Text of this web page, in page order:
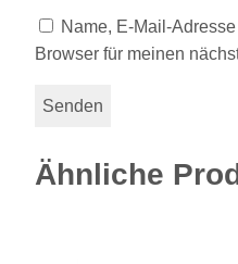
Name, E-Mail-
Browser für meinen
Ähnliche